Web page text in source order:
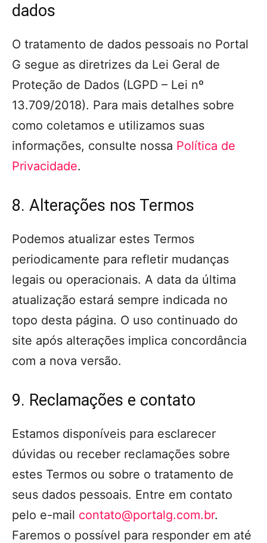
dados
O tratamento de dados pessoais no Portal
G segue as diretrizes da Lei Geral de
Proteção de Dados (LGPD – Lei nº
13.709/2018). Para mais detalhes sobre
como coletamos e utilizamos suas
informações, consulte nossa Política de
Privacidade.
8. Alterações nos Termos
Podemos atualizar estes Termos
periodicamente para refletir mudanças
legais ou operacionais. A data da última
atualização estará sempre indicada no
topo desta página. O uso continuado do
site após alterações implica concordância
com a nova versão.
9. Reclamações e contato
Estamos disponíveis para esclarecer
dúvidas ou receber reclamações sobre
estes Termos ou sobre o tratamento de
seus dados pessoais. Entre em contato
pelo e-mail contato@portalg.com.br.
Faremos o possível para responder em até